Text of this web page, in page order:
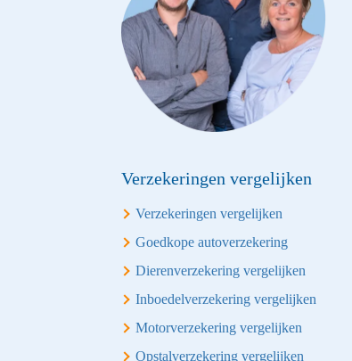
Verzekeringen vergelijken
Verzekeringen vergelijken
Goedkope autoverzekering
Dierenverzekering vergelijken
Inboedelverzekering vergelijken
Motorverzekering vergelijken
Opstalverzekering vergelijken